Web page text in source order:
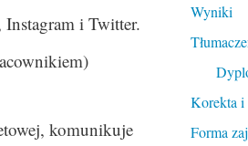
Instagram i Twitter.
komunikuje
Wyniki
Korekta i
Forma